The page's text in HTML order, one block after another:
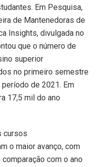
Em Pesquisa,
de Mantenedoras de
Insights, divulgada no
que o número de
superior
no primeiro semestre
de 2021. Em
17,5 mil do ano
cursos
o maior avanço, com
com o ano